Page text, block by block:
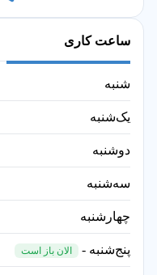
ساعت کاری
شنبه
یک‌شنبه
دوشنبه
سه‌شنبه
چهارشنبه
پنج‌شنبه - الان باز است